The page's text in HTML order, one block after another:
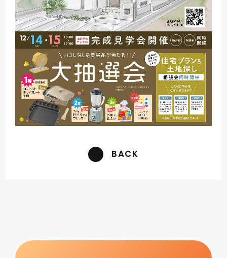
BACK